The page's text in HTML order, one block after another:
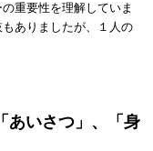
重要性を理解していま
ありましたが、１人の
あいさつ」、「身